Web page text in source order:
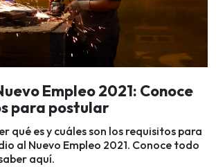
Empleo 2021: Conoce
para postular
qué es y cuáles son los requisitos para
al Nuevo Empleo 2021. Conoce todo
aquí.